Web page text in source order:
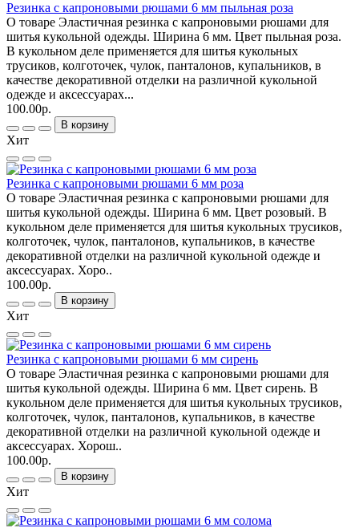
Резинка с капроновыми рюшами 6 мм пыльная роза
О товаре Эластичная резинка с капроновыми рюшами для
шитья кукольной одежды. Ширина 6 мм. Цвет пыльная роза.
В кукольном деле применяется для шитья кукольных
трусиков, колготочек, чулок, панталонов, купальников, в
качестве декоративной отделки на различной кукольной
одежде и аксессуарах...
100.00р.
В корзину
Хит
Резинка с капроновыми рюшами 6 мм роза
О товаре Эластичная резинка с капроновыми рюшами для
шитья кукольной одежды. Ширина 6 мм. Цвет розовый. В
кукольном деле применяется для шитья кукольных трусиков,
колготочек, чулок, панталонов, купальников, в качестве
декоративной отделки на различной кукольной одежде и
аксессуарах. Хоро..
100.00р.
В корзину
Хит
Резинка с капроновыми рюшами 6 мм сирень
О товаре Эластичная резинка с капроновыми рюшами для
шитья кукольной одежды. Ширина 6 мм. Цвет сирень. В
кукольном деле применяется для шитья кукольных трусиков,
колготочек, чулок, панталонов, купальников, в качестве
декоративной отделки на различной кукольной одежде и
аксессуарах. Хорош..
100.00р.
В корзину
Хит